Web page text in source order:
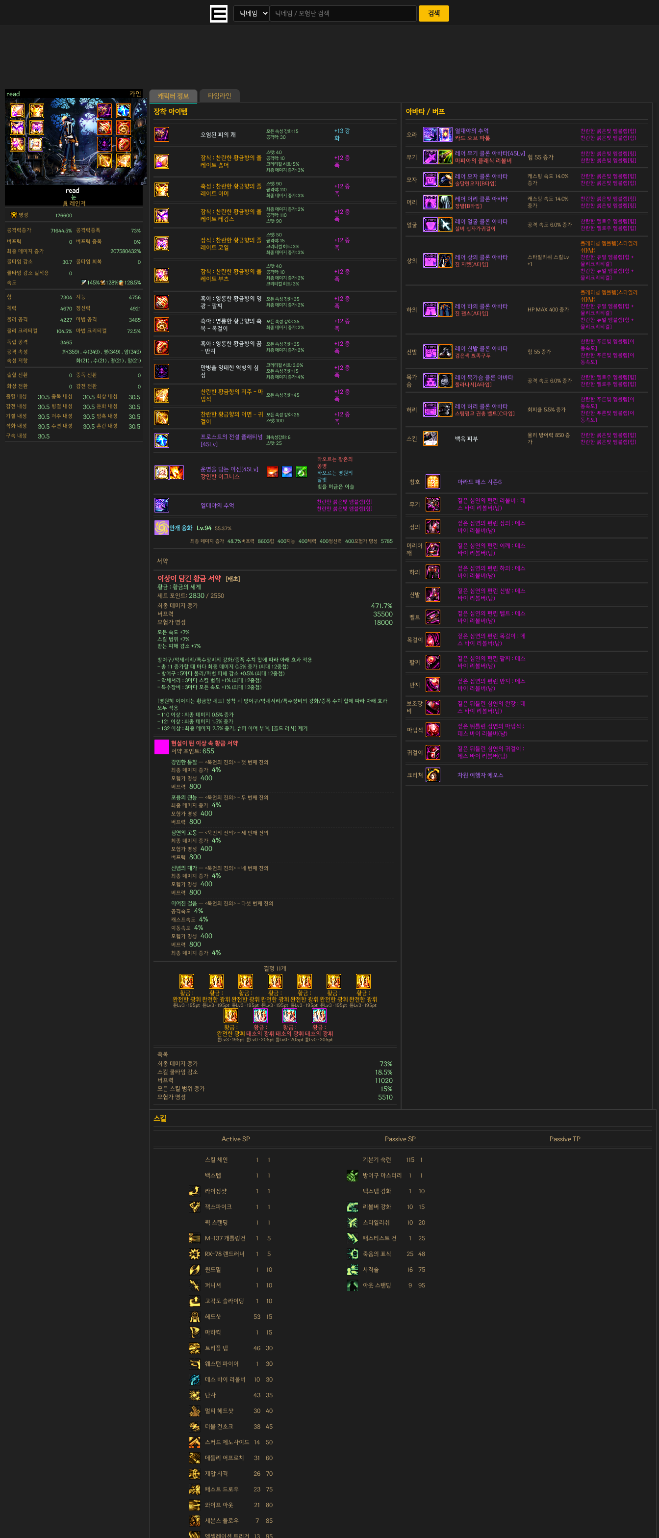
검색
read 카인
>
read
눈
眞 레인저
명성 126600
공격력증가 71644.5% 공격력증폭 73%
버프력 0 버프력 증폭 0%
최종 데미지 증가
207580432%
쿨타임 감소
30.7 쿨타임 회복 0
쿨타임 감소 실적용 0
속도 145% 128% 128.5%
힘 7304 지능 4756
체력 4670 정신력 4921
물리 공격 4227 마법 공격 3465
물리 크리티컬 104.5% 마법 크리티컬 72.5%
독립 공격 3465
공격 속성
화(359) , 수(349) , 명(349) , 암(349)
속성 저항
화(21) , 수(21) , 명(21) , 암(21)
출혈 전환 0 중독 전환 0
화상 전환 0 감전 전환 0
출혈 내성 30.5 중독 내성 30.5 화상 내성 30.5
감전 내성 30.5 빙결 내성 30.5 둔화 내성 30.5
기절 내성 30.5 저주 내성 30.5 암흑 내성 30.5
석화 내성 30.5 수면 내성 30.5 혼란 내성 30.5
구속 내성 30.5
캐릭터 정보 타임라인
오염된 피의 쾌
모든 속성 강화: 15
공격력: 30
+13 강
화
잠식 : 찬란한 황금향의 플
레이트 숄더
스탯: 40
공격력: 10
크리티컬 히트: 5%
최종 데미지 증가: 3%
+12 증
폭
축성 : 찬란한 황금향의 플
레이트 아머
스탯: 90
공격력: 110
최종 데미지 증가: 3%
+12 증
폭
잠식 : 찬란한 황금향의 플
레이트 레깅스
최종 데미지 증가: 2%
공격력: 110
스탯: 90
+12 증
폭
잠식 : 찬란한 황금향의 플
레이트 코일
스탯: 50
공격력: 15
크리티컬 히트: 3%
최종 데미지 증가: 3%
+12 증
폭
잠식 : 찬란한 황금향의 플
레이트 부츠
스탯: 40
공격력: 10
최종 데미지 증가: 2%
크리티컬 히트: 3%
+12 증
폭
흑아 : 영롱한 황금향의 영
광 - 팔찌
모든 속성 강화: 35
최종 데미지 증가: 2%
+12 증
폭
흑아 : 영롱한 황금향의 축
복 - 목걸이
모든 속성 강화: 35
최종 데미지 증가: 2%
+12 증
폭
흑아 : 영롱한 황금향의 꿈
- 반지
모든 속성 강화: 35
최종 데미지 증가: 2%
+12 증
폭
만병을 잉태한 역병의 심
장
크리티컬 히트: 3.0%
모든 속성 강화: 15
최종 데미지 증가: 4%
+12 증
폭
찬란한 황금향의 저주 - 마
법석
모든 속성 강화: 45
+12 증
폭
찬란한 황금향의 이면 - 귀
걸이
모든 속성 강화: 25
스탯: 100
+12 증
폭
프로스트의 전설 플래티넘
[45Lv]
화속성강화: 6
스탯: 25
운명을 담는 여신[45Lv]
강인한 이그니스
타오르는 황혼의
공명
타오르는 영원의
달빛
빛을 머금은 이슬
열대야의 추억
찬란한 붉은빛 엠블렘[힘]
찬란한 붉은빛 엠블렘[힘]
안개 융화 Lv.94 55.37%
최종 데미지 증가 48.7%버프력 8603힘 400지능 400체력 400정신력 400모험가 명성 5785
서약
이상이 담긴 황금 서약
[태초]
황금 : 황금의 세계
세트 포인트: 2830 / 2550
최종 데미지 증가
471.7%
버프력 35500
모험가 명성 18000
모든 속도 +7%
스킬 범위 +7%
받는 피해 감소 +7%
방어구/악세서리/특수장비의 강화/증폭 수치 합에 따라 아래 효과 적용
- 총 11 증가할 때 마다 최종 데미지 0.5% 증가 (최대 12중첩)
- 방어구 : 5마다 물리/마법 피해 감소 +0.5% (최대 12중첩)
- 악세서리 : 3마다 스킬 범위 +1% (최대 12중첩)
- 특수장비 : 3마다 모든 속도 +1% (최대 12중첩)
[영원히 이어지는 황금향 세트] 장착 시 방어구/악세서리/특수장비의 강화/증폭 수치 합에 따라 아래 효과
모두 적용
- 110 이상 : 최종 데미지 0.5% 증가
- 121 이상 : 최종 데미지 1.5% 증가
- 132 이상 : 최종 데미지 2.5% 증가, 슈퍼 아머 부여, [골드 러시] 제거
현실이 된 이상 속 황금 서약
서약 포인트: 655
강인한 통찰 — <묵언의 진의> - 첫 번째 진의
최종 데미지 증가 4%
모험가 명성 400
버프력 800
포용의 권능 — <묵언의 진의> - 두 번째 진의
최종 데미지 증가 4%
모험가 명성 400
버프력 800
심연의 고동 — <묵언의 진의> - 세 번째 진의
최종 데미지 증가 4%
모험가 명성 400
버프력 800
신념의 대가 — <묵언의 진의> - 네 번째 진의
최종 데미지 증가 4%
모험가 명성 400
버프력 800
이어진 걸음 — <묵언의 진의> - 다섯 번째 진의
공격속도 4%
캐스트속도 4%
이동속도 4%
모험가 명성 400
버프력 800
최종 데미지 증가 4%
결정 11개
황금 :
완전한 광휘
튠Lv3 · 195pt
황금 :
완전한 광휘
튠Lv3 · 195pt
황금 :
완전한 광휘
튠Lv3 · 195pt
황금 :
완전한 광휘
튠Lv3 · 195pt
황금 :
완전한 광휘
튠Lv3 · 195pt
황금 :
완전한 광휘
튠Lv3 · 195pt
황금 :
완전한 광휘
튠Lv3 · 195pt
황금 :
완전한 광휘
튠Lv3 · 195pt
황금 :
태초의 광휘
튠Lv0 · 205pt
황금 :
태초의 광휘
튠Lv0 · 205pt
황금 :
태초의 광휘
튠Lv0 · 205pt
축복
최종 데미지 증가
73%
스킬 쿨타임 감소 18.5%
버프력 11020
모든 스킬 범위 증가 15%
모험가 명성 5510
오라
열대야의 추억
카드 오브 파툼
찬란한 붉은빛 엠블렘[힘]
찬란한 붉은빛 엠블렘[힘]
무기
레어 무기 클론 아바타[45Lv]
마피아의 클래식 리볼버
힘 55 증가
찬란한 붉은빛 엠블렘[힘]
찬란한 붉은빛 엠블렘[힘]
모자 레어 모자 클론 아바타
술달린모자[B타입]
캐스팅 속도 14.0%
증가
찬란한 붉은빛 엠블렘[힘]
찬란한 붉은빛 엠블렘[힘]
머리 레어 머리 클론 아바타
장발[B타입]
캐스팅 속도 14.0%
증가
찬란한 붉은빛 엠블렘[힘]
찬란한 붉은빛 엠블렘[힘]
얼굴 레어 얼굴 클론 아바타
실버 십자가귀걸이
공격 속도 6.0% 증가
찬란한 옐로우 엠블렘[힘]
찬란한 옐로우 엠블렘[힘]
상의 레어 상의 클론 아바타
진 자켓[A타입]
스타일리쉬 스킬Lv
+1
플래티넘 엠블렘[스타일리
쉬](남)
찬란한 듀얼 엠블렘[힘 +
물리크리티컬]
찬란한 듀얼 엠블렘[힘 +
물리크리티컬]
하의 레어 하의 클론 아바타
진 팬츠[A타입]
HP MAX 400 증가
플래티넘 엠블렘[스타일리
쉬](남)
찬란한 듀얼 엠블렘[힘 +
물리크리티컬]
찬란한 듀얼 엠블렘[힘 +
물리크리티컬]
신발 레어 신발 클론 아바타
검은색 뾰족구두
힘 55 증가
찬란한 푸른빛 엠블렘[이
동속도]
찬란한 푸른빛 엠블렘[이
동속도]
목가
슴
레어 목가슴 클론 아바타
폴라나시[A타입]
공격 속도 6.0% 증가
찬란한 옐로우 엠블렘[힘]
찬란한 옐로우 엠블렘[힘]
허리 레어 허리 클론 아바타
스팀펑크 권총 벨트[C타입]
회피율 5.5% 증가
찬란한 푸른빛 엠블렘[이
동속도]
찬란한 푸른빛 엠블렘[이
동속도]
스킨 백옥 피부
물리 방어력 850 증
가
찬란한 붉은빛 엠블렘[힘]
찬란한 붉은빛 엠블렘[힘]
칭호 아라드 패스 시즌6
무기
짙은 심연의 편린 리볼버 : 데
스 바이 리볼버(남)
상의
짙은 심연의 편린 상의 : 데스
바이 리볼버(남)
머리어
깨
짙은 심연의 편린 어깨 : 데스
바이 리볼버(남)
하의
짙은 심연의 편린 하의 : 데스
바이 리볼버(남)
신발
짙은 심연의 편린 신발 : 데스
바이 리볼버(남)
벨트
짙은 심연의 편린 벨트 : 데스
바이 리볼버(남)
목걸이
짙은 심연의 편린 목걸이 : 데
스 바이 리볼버(남)
팔찌
짙은 심연의 편린 팔찌 : 데스
바이 리볼버(남)
반지
짙은 심연의 편린 반지 : 데스
바이 리볼버(남)
보조장
비
짙은 뒤틀린 심연의 완장 : 데
스 바이 리볼버(남)
마법석
짙은 뒤틀린 심연의 마법석 :
데스 바이 리볼버(남)
귀걸이
짙은 뒤틀린 심연의 귀걸이 :
데스 바이 리볼버(남)
크리쳐 차원 여행자 에오스
Active SP Passive SP Passive TP
스킬 체인 1 1
백스텝 1 1
라이징샷 1 1
잭스파이크 1 1
퀵 스탠딩 1 1
M-137 개틀링건 1 5
RX-78 랜드러너 1 5
윈드밀 1 10
퍼니셔 1 10
고각도 슬라이딩 1 10
헤드샷 53 15
마하킥 1 15
트리플 탭 46 30
웨스턴 파이어 1 30
데스 바이 리볼버 10 30
난사 43 35
멀티 헤드샷 30 40
더블 건호크 38 45
스커드 제노사이드 14 50
데들리 어프로치 31 60
제압 사격 26 70
패스트 드로우 23 75
와이프 아웃 21 80
세븐스 플로우 7 85
엑셀레이션 트리거 13 95
기본기 숙련 115 1
방어구 마스터리 1 1
백스텝 강화 1 10
리볼버 강화 10 15
스타일리쉬 10 20
패스티스트 건 1 25
죽음의 표식 25 48
사격술 16 75
아웃 스탠딩 9 95